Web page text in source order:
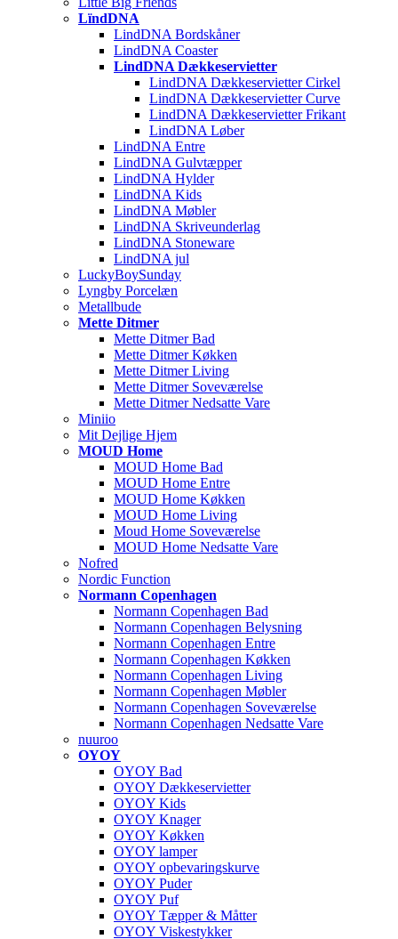
LïndDNA
LindDNA Bordskåner
LindDNA Coaster
LindDNA Dækkeservietter
LindDNA Dækkeservietter Cirkel
LindDNA Dækkeservietter Curve
LindDNA Dækkeservietter Frikant
LindDNA Løber
LindDNA Entre
LindDNA Gulvtæpper
LindDNA Hylder
LindDNA Kids
LindDNA Møbler
LindDNA Skriveunderlag
LindDNA Stoneware
LindDNA jul
LuckyBoySunday
Lyngby Porcelæn
Metallbude
Mette Ditmer
Mette Ditmer Bad
Mette Ditmer Køkken
Mette Ditmer Living
Mette Ditmer Soveværelse
Mette Ditmer Nedsatte Vare
Miniio
Mit Dejlige Hjem
MOUD Home
MOUD Home Bad
MOUD Home Entre
MOUD Home Køkken
MOUD Home Living
Moud Home Soveværelse
MOUD Home Nedsatte Vare
Nofred
Nordic Function
Normann Copenhagen
Normann Copenhagen Bad
Normann Copenhagen Belysning
Normann Copenhagen Entre
Normann Copenhagen Køkken
Normann Copenhagen Living
Normann Copenhagen Møbler
Normann Copenhagen Soveværelse
Normann Copenhagen Nedsatte Vare
nuuroo
OYOY
OYOY Bad
OYOY Dækkeservietter
OYOY Kids
OYOY Knager
OYOY Køkken
OYOY lamper
OYOY opbevaringskurve
OYOY Puder
OYOY Puf
OYOY Tæpper & Måtter
OYOY Viskestykker